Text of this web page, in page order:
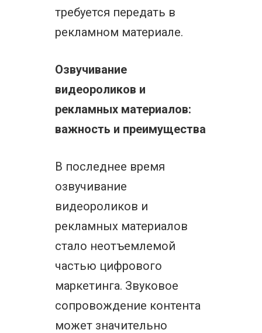
требуется передать в
рекламном материале.
Озвучивание
видеороликов и
рекламных материалов:
важность и преимущества
В последнее время
озвучивание
видеороликов и
рекламных материалов
стало неотъемлемой
частью цифрового
маркетинга. Звуковое
сопровождение контента
может значительно